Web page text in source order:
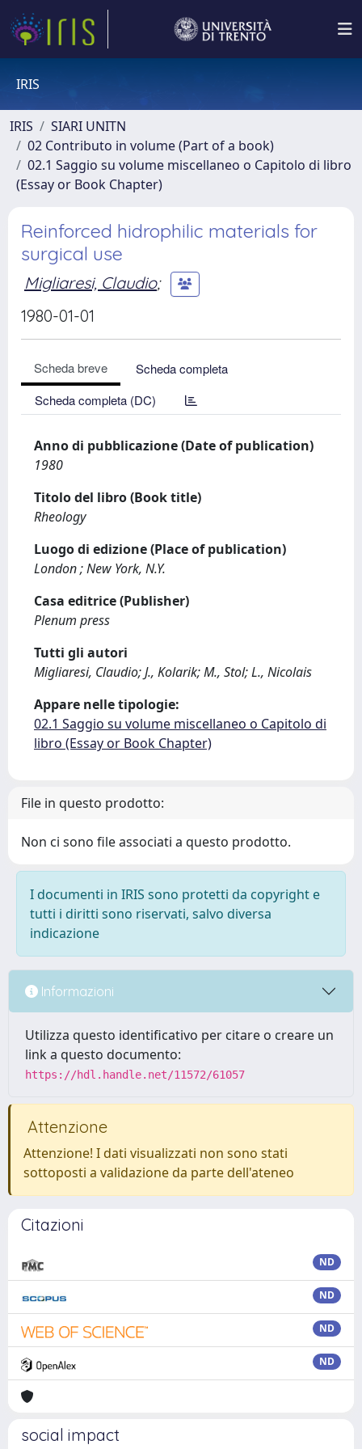
IRIS
IRIS
SIARI UNITN
02 Contributo in volume (Part of a book)
02.1 Saggio su volume miscellaneo o Capitolo di libro
(Essay or Book Chapter)
Reinforced hidrophilic materials for
surgical use
Migliaresi, Claudio;
1980-01-01
Scheda breve
Scheda completa
Scheda completa (DC)
Anno di pubblicazione (Date of publication)
1980
Titolo del libro (Book title)
Rheology
Luogo di edizione (Place of publication)
London ; New York, N.Y.
Casa editrice (Publisher)
Plenum press
Tutti gli autori
Migliaresi, Claudio; J., Kolarik; M., Stol; L., Nicolais
Appare nelle tipologie:
02.1 Saggio su volume miscellaneo o Capitolo di
libro (Essay or Book Chapter)
File in questo prodotto:
Non ci sono file associati a questo prodotto.
I documenti in IRIS sono protetti da copyright e
tutti i diritti sono riservati, salvo diversa
indicazione
Informazioni
Utilizza questo identificativo per citare o creare un
link a questo documento:
https://hdl.handle.net/11572/61057
Attenzione
Attenzione! I dati visualizzati non sono stati
sottoposti a validazione da parte dell'ateneo
Citazioni
ND
ND
ND
ND
social impact